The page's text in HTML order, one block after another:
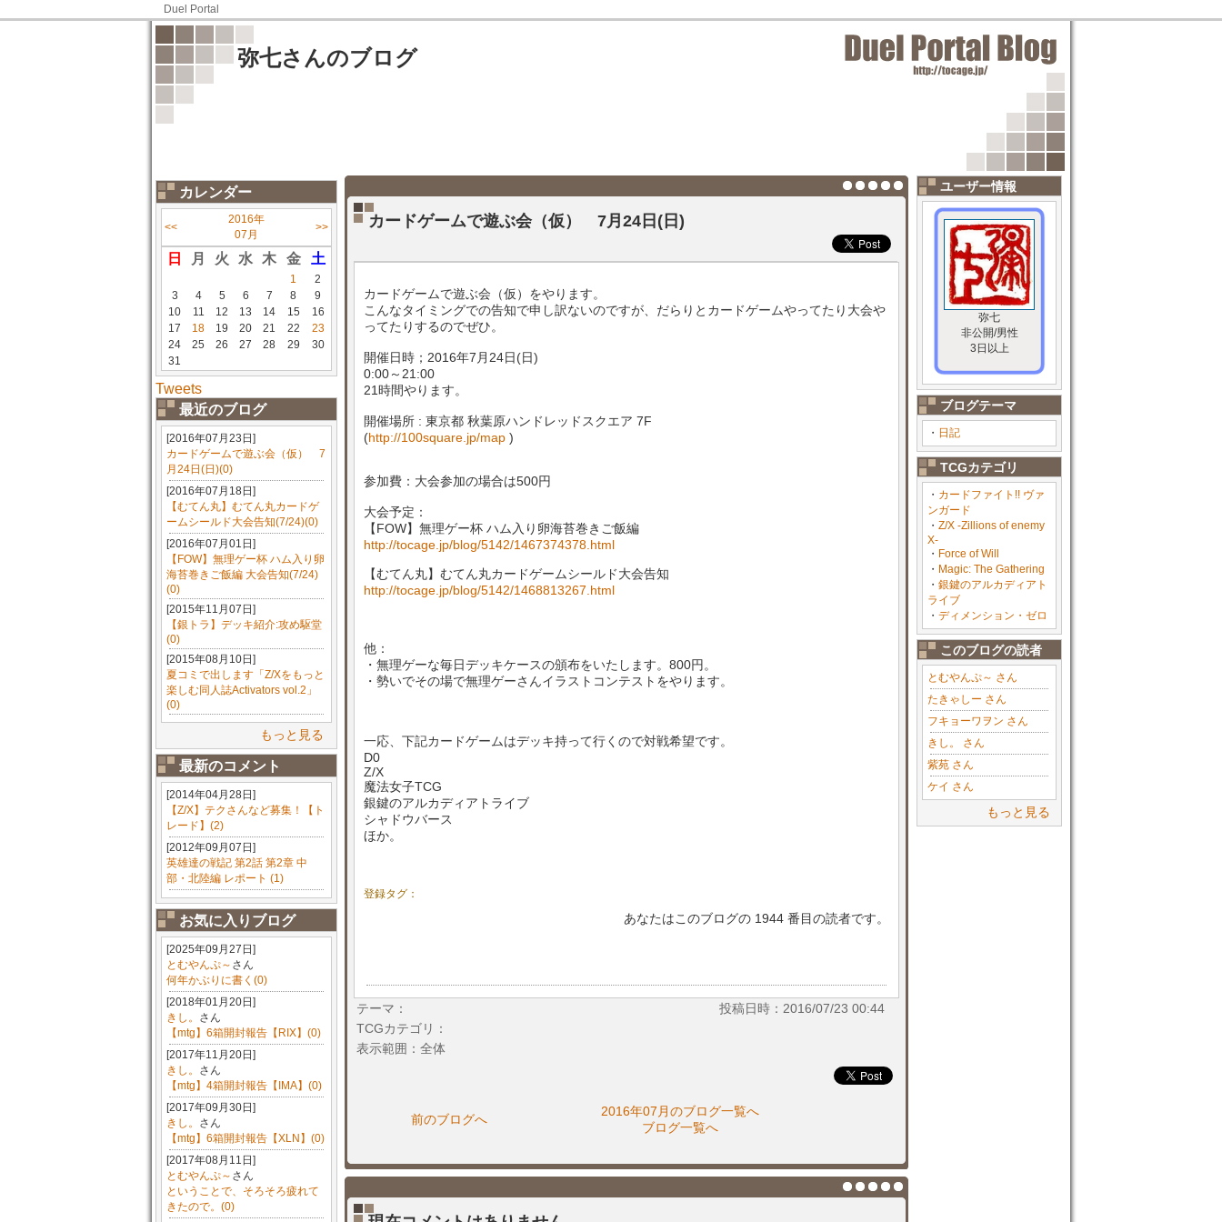
Duel Portal
弥七さんのブログ
カレンダー
<<
2016年
07月
>>
日 月 火 水 木 金 土
1
2
3
4 5 6 7 8
9
10
11 12 13 14 15
16
17
18 19 20 21 22
23
24
25 26 27 28 29
30
31
Tweets
最近のブログ
[2016年07月23日]
カードゲームで遊ぶ会（仮） 7
月24日(日)(0)
[2016年07月18日]
【むてん丸】むてん丸カードゲ
ームシールド大会告知(7/24)(0)
[2016年07月01日]
【FOW】無理ゲー杯 ハム入り卵
海苔巻きご飯編 大会告知(7/24)
(0)
[2015年11月07日]
【銀トラ】デッキ紹介:攻め駆堂
(0)
[2015年08月10日]
夏コミで出します「Z/Xをもっと
楽しむ同人誌Activators vol.2」
(0)
もっと見る
最新のコメント
[2014年04月28日]
【Z/X】テクさんなど募集！【ト
レード】(2)
[2012年09月07日]
英雄達の戦記 第2話 第2章 中
部・北陸編 レポート (1)
お気に入りブログ
[2025年09月27日]
とむやんぷ～ さん
何年かぶりに書く(0)
[2018年01月20日]
きし。 さん
【mtg】6箱開封報告【RIX】(0)
[2017年11月20日]
きし。 さん
【mtg】4箱開封報告【IMA】(0)
[2017年09月30日]
きし。 さん
【mtg】6箱開封報告【XLN】(0)
[2017年08月11日]
とむやんぷ～ さん
ということで、そろそろ疲れて
きたので。(0)
ユーザー情報
弥七
非公開/男性
3日以上
ブログテーマ
・ 日記
TCGカテゴリ
・ カードファイト!! ヴァ
ンガード
・ Z/X -Zillions of enemy
X-
・ Force of Will
・ Magic: The Gathering
・ 銀鍵のアルカディアト
ライブ
・ ディメンション・ゼロ
このブログの読者
とむやんぷ～ さん
たきゃしー さん
フキョーワヲン さん
きし。 さん
紫苑 さん
ケイ さん
もっと見る
カードゲームで遊ぶ会（仮） 7月24日(日)
カードゲームで遊ぶ会（仮）をやります。
こんなタイミングでの告知で申し訳ないのですが、だらりとカードゲームやってたり大会や
ってたりするのでぜひ。
開催日時；2016年7月24日(日)
0:00～21:00
21時間やります。
開催場所 : 東京都 秋葉原ハンドレッドスクエア 7F
(http://100square.jp/map )
参加費：大会参加の場合は500円
大会予定：
【FOW】無理ゲー杯 ハム入り卵海苔巻きご飯編
http://tocage.jp/blog/5142/1467374378.html
【むてん丸】むてん丸カードゲームシールド大会告知
http://tocage.jp/blog/5142/1468813267.html
他：
・無理ゲーな毎日デッキケースの頒布をいたします。800円。
・勢いでその場で無理ゲーさんイラストコンテストをやります。
一応、下記カードゲームはデッキ持って行くので対戦希望です。
D0
Z/X
魔法女子TCG
銀鍵のアルカディアトライブ
シャドウバース
ほか。
登録タグ：
あなたはこのブログの 1944 番目の読者です。
テーマ：
投稿日時：2016/07/23 00:44
TCGカテゴリ：
表示範囲：全体
前のブログへ
2016年07月のブログ一覧へ
ブログ一覧へ